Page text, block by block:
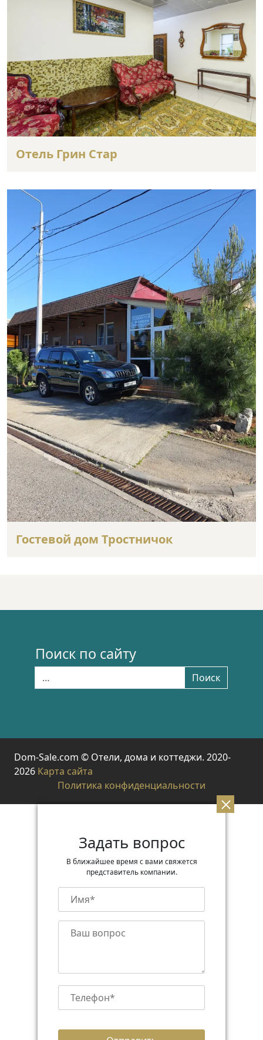
Отель Грин Стар
Гостевой дом Тростничок
Поиск по сайту
Поиск
Dom-Sale.com © Отели, дома и коттеджи. 2020-
2026 Карта сайта
Политика конфиденциальности
Задать вопрос
В ближайшее время с вами свяжется
представитель компании.